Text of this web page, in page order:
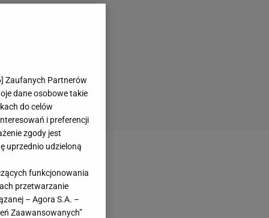
] Zaufanych Partnerów
dane osobowe takie
do celów
i preferencji
zgody jest
uprzednio udzieloną
funkcjonowania
przetwarzanie
– Agora S.A. –
Zaawansowanych”